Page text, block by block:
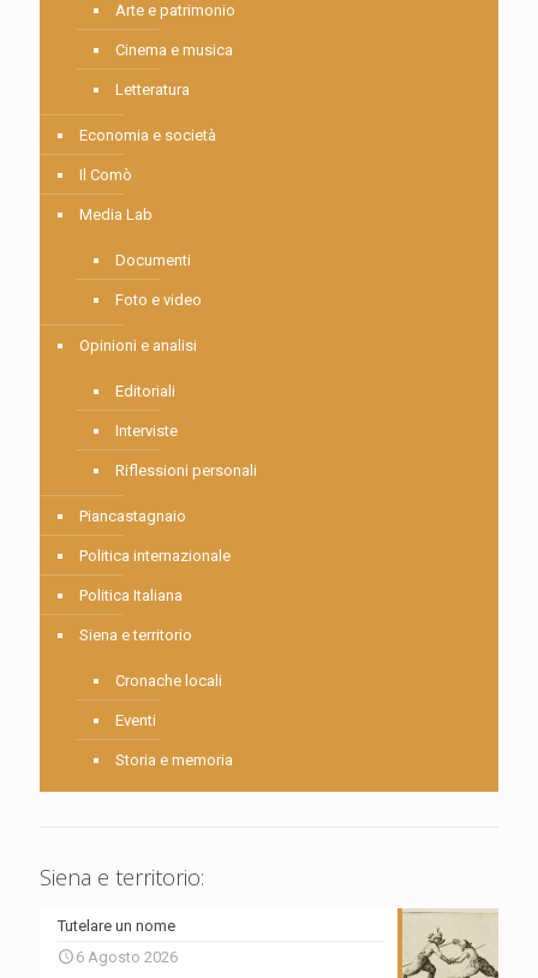
Arte e patrimonio
Cinema e musica
Letteratura
Economia e società
Il Comò
Media Lab
Documenti
Foto e video
Opinioni e analisi
Editoriali
Interviste
Riflessioni personali
Piancastagnaio
Politica internazionale
Politica Italiana
Siena e territorio
Cronache locali
Eventi
Storia e memoria
Siena e territorio:
Tutelare un nome
6 Agosto 2026